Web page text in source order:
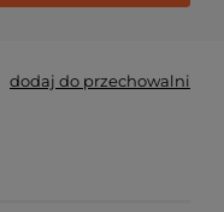
dodaj do przechowalni